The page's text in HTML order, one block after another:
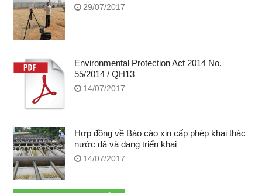
29/07/2017
Environmental Protection Act 2014 No.
55/2014 / QH13
14/07/2017
Hợp đồng về Báo cáo xin cấp phép khai thác
nước đã và đang triển khai
14/07/2017